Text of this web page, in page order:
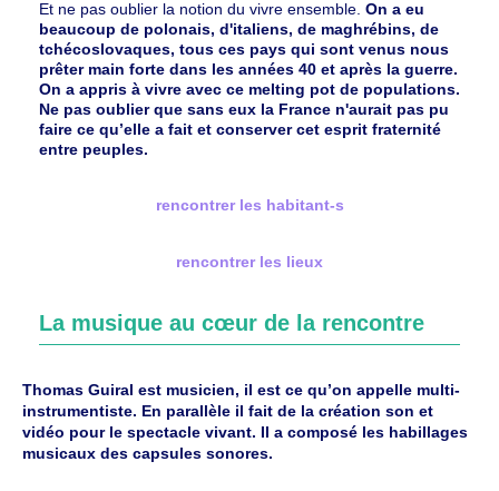
Et ne pas oublier la notion du vivre ensemble. On a eu
beaucoup de polonais, d'italiens, de maghrébins, de
tchécoslovaques, tous ces pays qui sont venus nous
prêter main forte dans les années 40 et après la guerre.
On a appris à vivre avec ce melting pot de populations.
Ne pas oublier que sans eux la France n'aurait pas pu
faire ce qu’elle a fait et conserver cet esprit fraternité
entre peuples.
rencontrer les habitant-s
rencontrer les lieux
La musique au cœur de la rencontre
Thomas Guiral est musicien, il est ce qu’on appelle multi-
instrumentiste. En parallèle il fait de la création son et
vidéo pour le spectacle vivant. Il a composé les habillages
musicaux des capsules sonores.